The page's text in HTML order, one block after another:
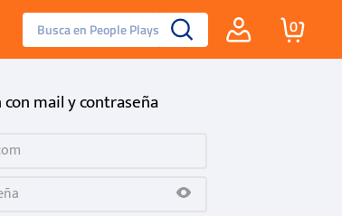
Busca en People Plays 0
mail y contraseña